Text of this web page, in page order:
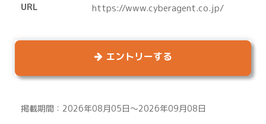
URL https://www.cyberagent.co.jp/
エントリーする
掲載期間：2026年08月05日～2026年09月08日